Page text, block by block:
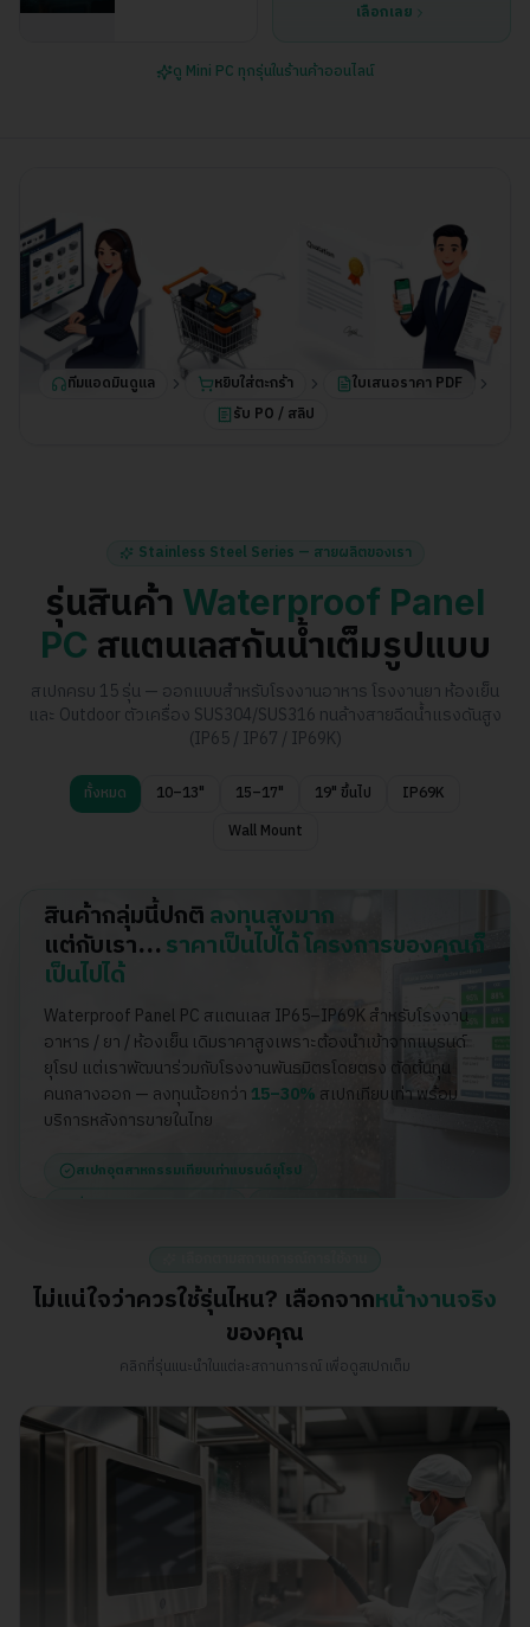
เลือกเลย
ดู Mini PC ทุกรุ่นในร้านค้าออนไลน์
ทีมแอดมินดูแล หยิบใส่ตะกร้า
ใบเสนอราคา PDF
รับ PO / สลิป
Stainless Steel Series — สายผลิตของเรา
รุ่นสินค้า Waterproof Panel
PC สแตนเลสกันน้ำเต็มรูปแบบ
สเปกครบ 15รุ่น — ออกแบบสำหรับโรงงานอาหาร โรงงานยา ห้องเย็น
และ Outdoor ตัวเครื่อง SUS304/SUS316 ทนล้างสายฉีดน้ำแรงดันสูง
(IP65 / IP67 / IP69K)
ทั้งหมด 10–13" 15–17" 19" ขึ้นไป
IP69K
Wall Mount
สินค้ากลุ่มนี้ปกติ ลงทุนสูงมาก
แต่กับเรา… ราคาเป็นไปได้ โครงการของคุณก็
เป็นไปได้
Waterproof Panel PC สแตนเลส IP65–IP69K สำหรับโรงงาน
อาหาร / ยา / ห้องเย็น เดิมราคาสูงเพราะต้องนำเข้าจากแบรนด์
ยุโรป แต่เราพัฒนาร่วมกับโรงงานพันธมิตรโดยตรง ตัดต้นทุน
คนกลางออก — ลงทุนน้อยกว่า 15–30% สเปกเทียบเท่า พร้อม
บริการหลังการขายในไทย
สเปกอุตสาหกรรมเทียบเท่าแบรนด์ยุโรป
ไม่แน่ใจว่าควรใช้รุ่นไหน? เลือกจากหน้างานจริง
ของคุณ
คลิกที่รุ่นแนะนำในแต่ละสถานการณ์ เพื่อดูสเปกเต็ม